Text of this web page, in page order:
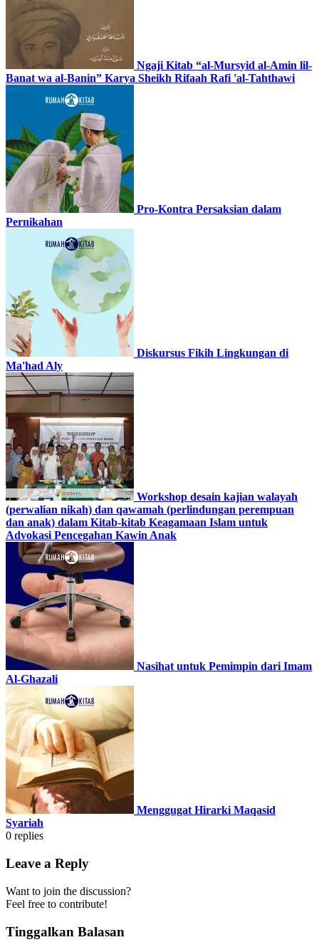
Ngaji Kitab “al-Mursyid al-Amin lil-
Banat wa al-Banin” Karya Sheikh Rifaah Rafi 'al-Tahthawi
Pro-Kontra Persaksian dalam
Pernikahan
Diskursus Fikih Lingkungan di
Ma'had Aly
Workshop desain kajian walayah
(perwalian nikah) dan qawamah (perlindungan perempuan
dan anak) dalam Kitab-kitab Keagamaan Islam untuk
Advokasi Pencegahan Kawin Anak
Nasihat untuk Pemimpin dari Imam
Al-Ghazali
Menggugat Hirarki Maqasid
Syariah
0 replies
Leave a Reply
Want to join the discussion?
Feel free to contribute!
Tinggalkan Balasan